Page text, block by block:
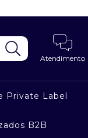
Atendimento
Private Label
B2B